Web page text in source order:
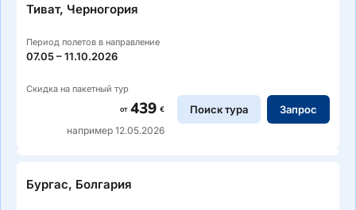
Тиват, Черногория
Период полетов в направление
07.05 – 11.10.2026
Скидка на пакетный тур
от 439 €
например 12.05.2026
Поиск тура Запрос
Бургас, Болгария